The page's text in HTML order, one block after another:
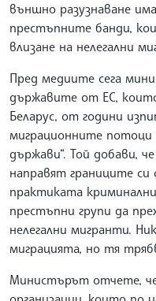
външно разузнаване
престъпните банди,
влизане на нелегални
Пред медиите сега
държавите от ЕС,
Беларус, от години
миграционните потоци
държави“. Той добави,
направят границите
практиката
престъпни групи да
нелегални мигранти.
миграцията, но тя
Министърът отчете,